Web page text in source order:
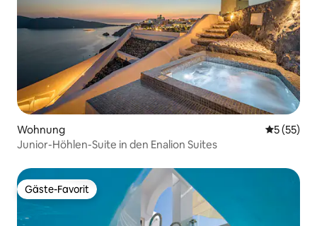
Wohnung
5 (55)
Junior-Höhlen-Suite in den Enalion Suites
Gäste-Favorit
Gäste-Favorit